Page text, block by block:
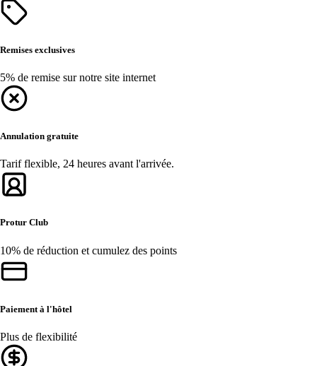
Remises exclusives
5% de remise sur notre site internet
Annulation gratuite
Tarif flexible, 24 heures avant l'arrivée.
Protur Club
10% de réduction et cumulez des points
Paiement à l'hôtel
Plus de flexibilité